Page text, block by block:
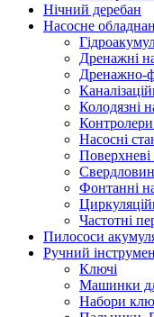
Нічний деребан
Насосне
Дренажні
Дренажно-
Колодязні
Контролери
Насосні
Поверхневі
Фонтанні
Частотні
Пилососи
Ручний
Ключі
Машинки
Набори